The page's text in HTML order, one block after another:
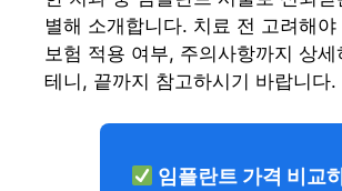
별해 소개합니다. 치료 전 고려해
보험 적용 여부, 주의사항까지 상세
테니, 끝까지 참고하시기 바랍니다.
임플란트 가격 비교